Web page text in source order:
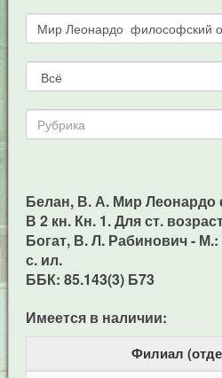
Белан, В. А. Мир
В 2 кн. Кн. 1. Для ст.
Богат, В. Л. Рабинович - М.:
с. ил.
ББК: 85.143(3) Б73
Имеется в наличии:
Филиал